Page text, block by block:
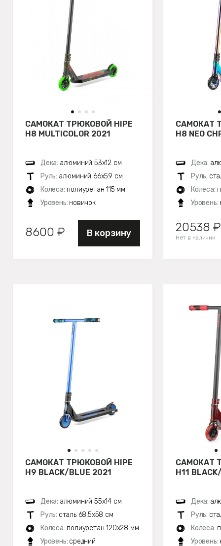
САМОКАТ ТРЮКОВОЙ HIPE
H8 MULTICOLOR 2021
Дека: алюминий 53х12 см
Руль: алюминий 66х59 см
Колеса: полиуретан 115 мм
Уровень: новичок
8600 ₽ В корзину
САМОКАТ
H8 NEO
Дека:
Руль:
Колеса:
Уровень:
20538 ₽
Нет в наличии
САМОКАТ ТРЮКОВОЙ HIPE
H9 BLACK/BLUE 2021
Дека: алюминий 55х14 см
Руль: сталь 68,5х58 см
Колеса: полиуретан 120x28 мм
Уровень: средний
САМОКАТ
H11
Дека:
Руль:
Колеса:
Уровень: